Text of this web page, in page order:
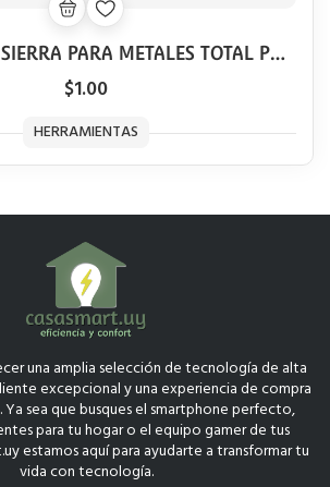
PARA METALES TOTAL POR
UNIDAD
$1.00
HERRAMIENTAS
excepcional y una experiencia de compra
Ya sea que busques el smartphone perfecto,
para tu hogar o el equipo gamer de tus
estamos aquí para ayudarte a transformar tu
vida con tecnología.